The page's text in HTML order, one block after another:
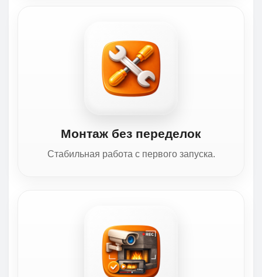
Монтаж без переделок
Стабильная работа с первого запуска.